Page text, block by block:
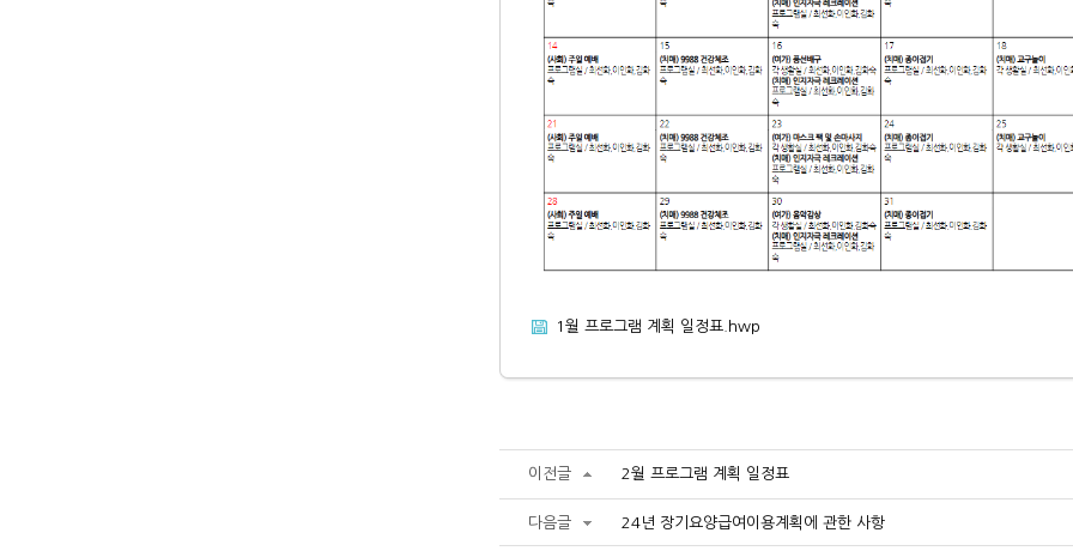
1월 프로그램 계획 일정표.hwp
이전글 2월 프로그램 계획 일정표
다음글 24년 장기요양급여이용계획에 관한 사항